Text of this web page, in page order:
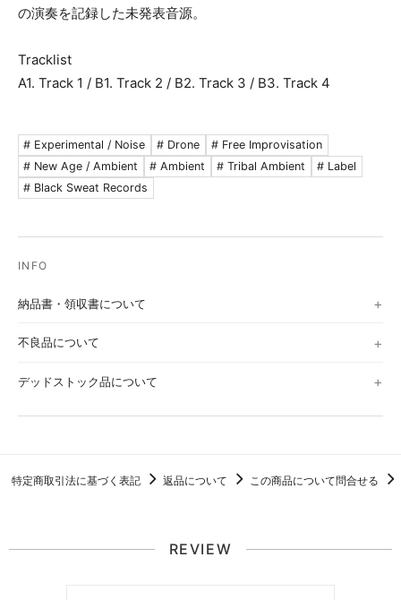
の演奏を記録した未発表音源。
Tracklist
A1. Track 1 / B1. Track 2 / B2. Track 3 / B3. Track 4
# Experimental / Noise # Drone
# Free Improvisation
# New Age / Ambient
# Ambient # Tribal Ambient
# Label
# Black Sweat Records
納品書・領収書について
不良品について
デッドストック品について
特定商取引法に基づく表記 返品について この商品について問合せる
REVIEW